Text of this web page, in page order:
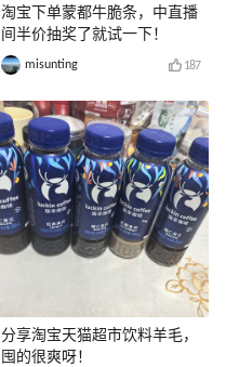
淘宝下单蒙都牛脆条，中直播
间半价抽奖了就试一下！
misunting 187
分享淘宝天猫超市饮料羊毛，
囤的很爽呀！